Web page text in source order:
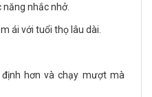
nhắc nhở.
ái với tuổi thọ lâu dài.
hơn và chạy mượt mà